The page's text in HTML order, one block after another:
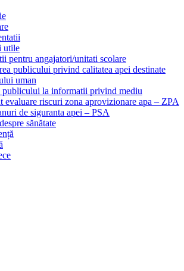
utile
pentru angajatori/unitati scolare
publicului privind calitatea apei destinate
uman
publicului la informatii privind mediu
evaluare riscuri zona aprovizionare apa – ZPA
de siguranta apei – PSA
sănătate